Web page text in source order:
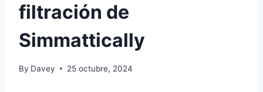
filtración de
Simmattically
By Davey 25 octubre, 2024